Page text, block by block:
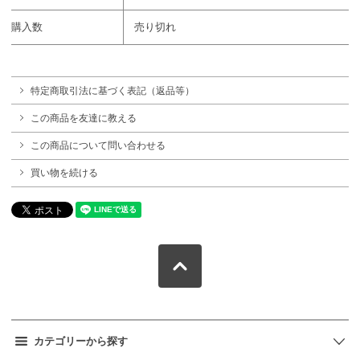
購入数 売り切れ
特定商取引法に基づく表記（返品等）
この商品を友達に教える
この商品について問い合わせる
買い物を続ける
カテゴリーから探す